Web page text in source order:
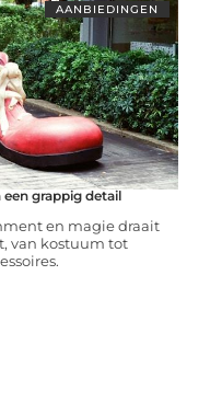
AANBIEDINGEN
grappig detail
en magie draait
van kostuum tot